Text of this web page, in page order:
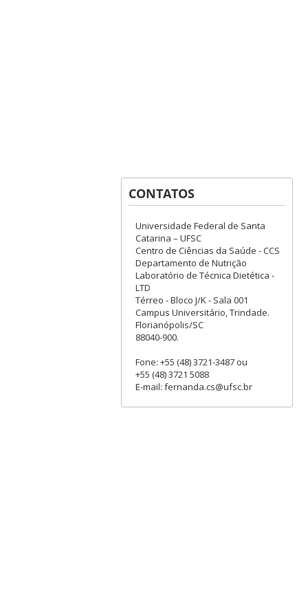
CONTATOS
Universidade Federal de Santa
Catarina – UFSC
Centro de Ciências da Saúde - CCS
Departamento de Nutrição
Laboratório de Técnica Dietética -
LTD
Térreo - Bloco J/K - Sala 001
Campus Universitário, Trindade.
Florianópolis/SC
88040-900.
Fone: +55 (48) 3721-3487 ou
+55 (48) 3721 5088
E-mail: fernanda.cs@ufsc.br